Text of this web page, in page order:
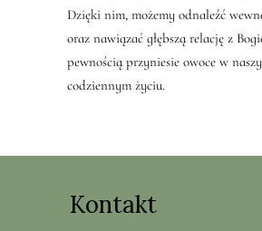
Dzięki nim, możemy odnaleźć
oraz nawiązać głębszą relację z
pewnością przyniesie owoce w
codziennym życiu.
Kontakt